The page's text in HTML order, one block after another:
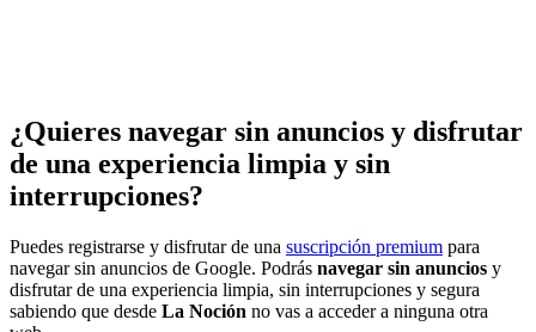
¿Quieres navegar sin anuncios y disfrutar
de una experiencia limpia y sin
interrupciones?
Puedes registrarse y disfrutar de una suscripción premium para
navegar sin anuncios de Google. Podrás navegar sin anuncios y
disfrutar de una experiencia limpia, sin interrupciones y segura
sabiendo que desde La Noción no vas a acceder a ninguna otra